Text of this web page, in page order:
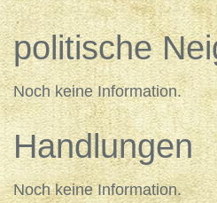
politische
Noch keine Information.
Handlungen
Noch keine Information.